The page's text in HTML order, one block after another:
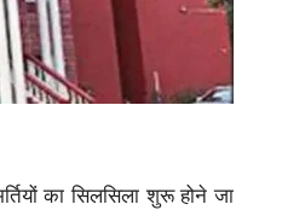
का सिलसिला शुरू होने जा